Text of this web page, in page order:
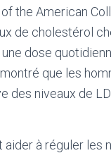
the American
de cholestérol
dose
que les
des niveaux de
à réguler les